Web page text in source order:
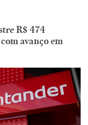
R$ 474
avanço em